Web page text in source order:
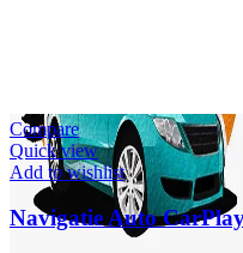
Compare
Quick view
Add to wishlist
Navigatie Auto